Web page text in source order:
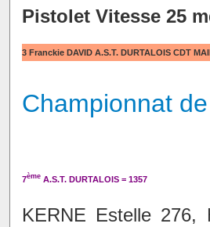
Pistolet Vitesse 25
3 Franckie DAVID A.S.T. DURTALOIS CDT
Championnat
7èmeA.S.T. DURTALOIS = 1357
KERNE Estelle